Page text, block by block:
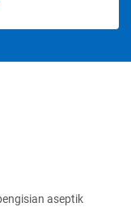
aseptik